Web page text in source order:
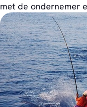
met de ondernemer